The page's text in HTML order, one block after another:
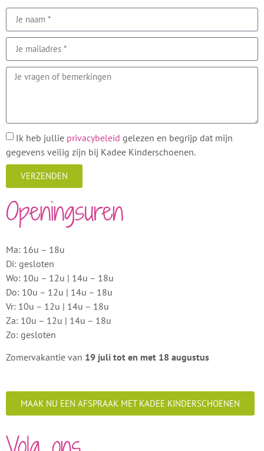
Ik heb jullie privacybeleid gelezen en begrijp dat mijn
gegevens veilig zijn bij Kadee Kinderschoenen.
VERZENDEN
Openingsuren
Ma: 16u – 18u
Di: gesloten
Wo: 10u – 12u | 14u – 18u
Do: 10u – 12u | 14u – 18u
Vr: 10u – 12u | 14u – 18u
Za: 10u – 12u | 14u – 18u
Zo: gesloten
Zomervakantie van 19 juli tot en met 18 augustus
MAAK NU EEN AFSPRAAK MET KADEE KINDERSCHOENEN